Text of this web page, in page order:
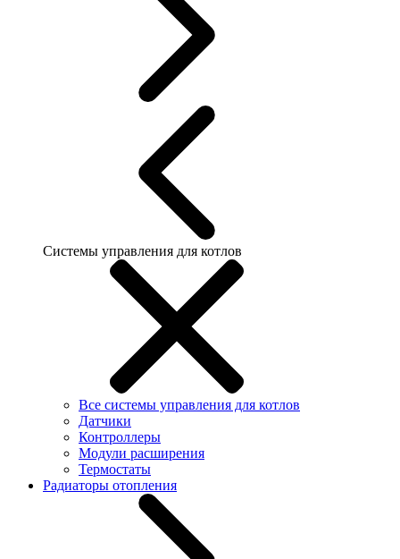
Системы управления для котлов
Все системы управления для котлов
Датчики
Контроллеры
Модули расширения
Термостаты
Радиаторы отопления